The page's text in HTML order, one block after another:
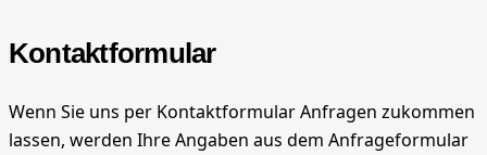
Kontaktformular
Wenn Sie uns per Kontaktformular Anfragen zukommen
lassen, werden Ihre Angaben aus dem Anfrageformular